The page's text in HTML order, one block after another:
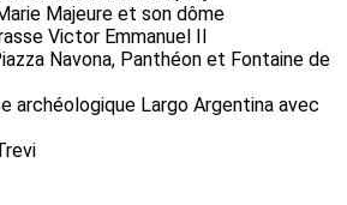
Majeure et son dôme
Victor Emmanuel II
Navona, Panthéon et Fontaine de
archéologique Largo Argentina avec